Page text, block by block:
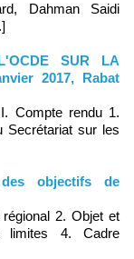
Dahman Saidi
SUR LA
2017, Rabat
Compte rendu 1.
Secrétariat sur les
objectifs de
2. Objet et
limites 4. Cadre